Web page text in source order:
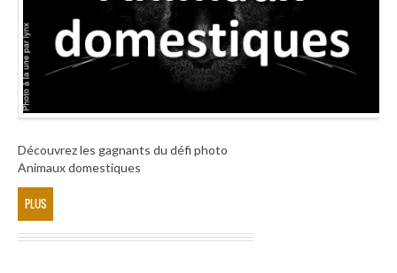
Découvrez les gagnants du défi photo
Animaux domestiques
PLUS